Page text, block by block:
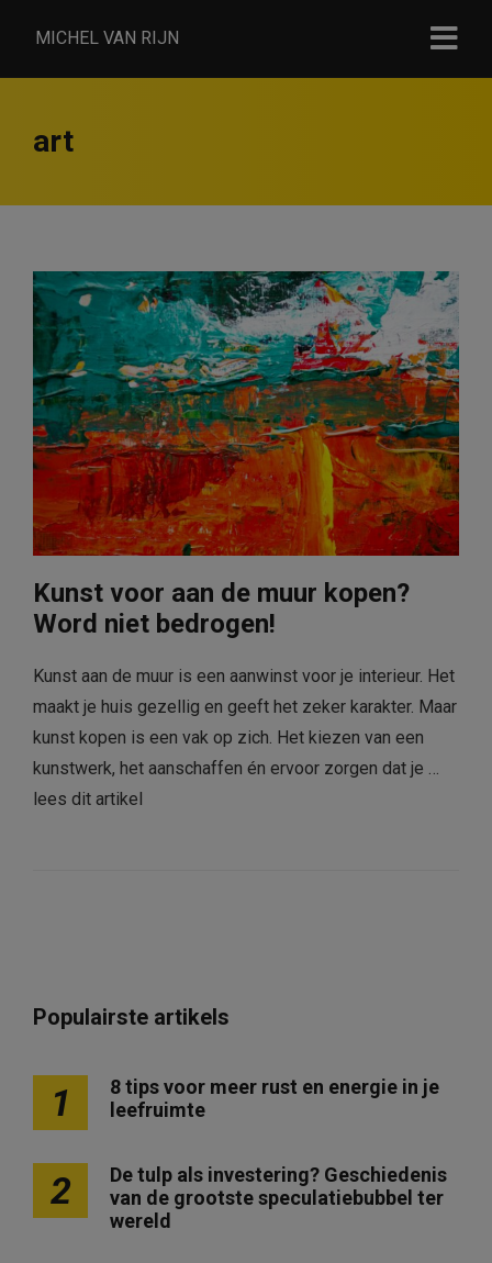
MICHEL VAN RIJN
art
Kunst voor aan de muur kopen?
Word niet bedrogen!
Kunst aan de muur is een aanwinst voor je interieur. Het
maakt je huis gezellig en geeft het zeker karakter. Maar
kunst kopen is een vak op zich. Het kiezen van een
kunstwerk, het aanschaffen én ervoor zorgen dat je …
lees dit artikel
Populairste artikels
1
8 tips voor meer rust en energie in je
leefruimte
2
De tulp als investering? Geschiedenis
van de grootste speculatiebubbel ter
wereld